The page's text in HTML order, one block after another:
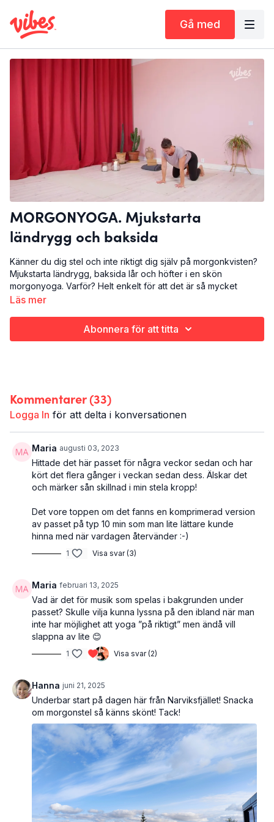
Gå med
MORGONYOGA. Mjukstarta
ländrygg och baksida
Känner du dig stel och inte riktigt dig själv på morgonkvisten?
Mjukstarta ländrygg, baksida lår och höfter i en skön
morgonyoga. Varför? Helt enkelt för att det är så mycket
enklare att gå ut och göra storslagna saker för världen med en
Det här är Morgonyoga:
Läs mer
Abonnera för att titta
Kommentarer (33)
Logga In för att delta i konversationen
Maria augusti 03, 2023
Hittade det här passet för några veckor sedan och har
kört det flera gånger i veckan sedan dess. Älskar det
och märker sån skillnad i min stela kropp!
Det vore toppen om det fanns en komprimerad version
av passet på typ 10 min som man lite lättare kunde
hinna med när vardagen återvänder :-)
1 Visa svar (3)
Maria februari 13, 2025
Vad är det för musik som spelas i bakgrunden under
passet? Skulle vilja kunna lyssna på den ibland när man
inte har möjlighet att yoga ”på riktigt” men ändå vill
slappna av lite 😊
1 Visa svar (2)
Hanna juni 21, 2025
Underbar start på dagen här från Narviksfjället! Snacka
om morgonstel så känns skönt! Tack!